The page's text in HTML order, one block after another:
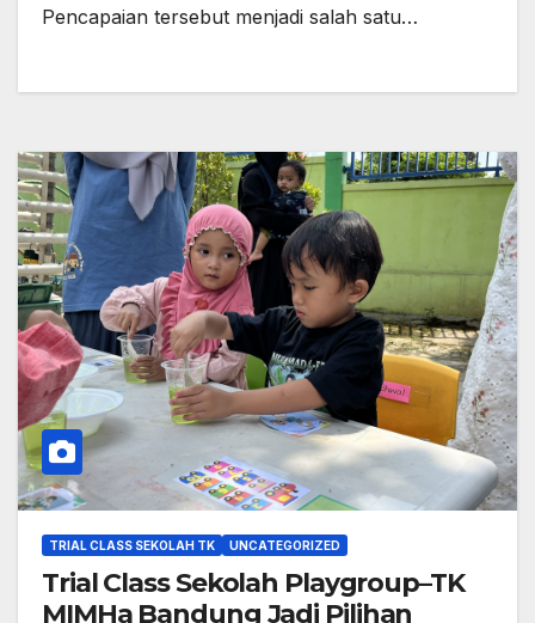
Pencapaian tersebut menjadi salah satu…
TRIAL CLASS SEKOLAH TK UNCATEGORIZED
Trial Class Sekolah Playgroup–TK
MIMHa Bandung Jadi Pilihan